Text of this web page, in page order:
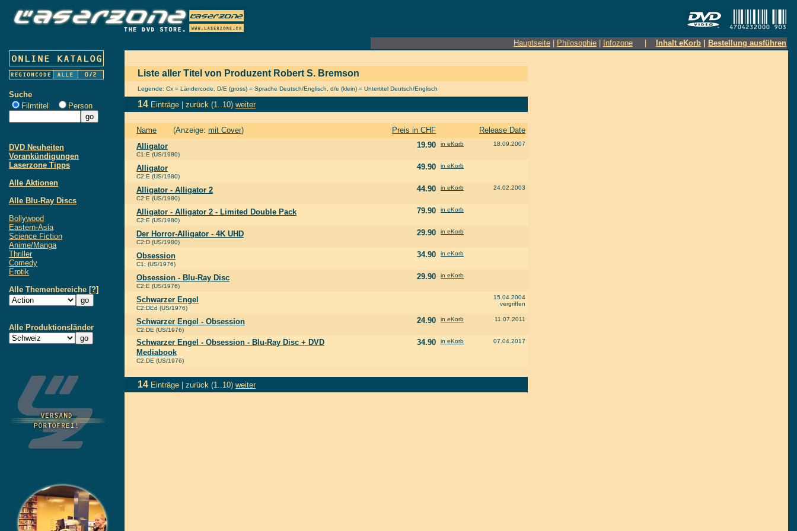
Hauptseite Philosophie Infozone Inhalt eKorb Bestellung ausführen
Suche
Filmtitel
Person
DVD Neuheiten
Vorankündigungen
Laserzone Tipps
Alle Aktionen
Alle Blu-Ray Discs
Bollywood
Eastern-Asia
Science Fiction
Anime/Manga
Thriller
Comedy
Erotik
Alle Themenbereiche [?]
Alle Produktionsländer
Liste aller Titel von Produzent Robert S. Bremson
Legende: Cx = Ländercode, D/E (gross) = Sprache Deutsch/Englisch, d/e (klein) = Untertitel Deutsch/Englisch
14 Einträge | zurück (1..10) weiter
Name (Anzeige: mit Cover) Preis in CHF
Release Date
Alligator
C1:E (US/1980)
19.90 in eKorb 18.09.2007
Alligator
C2:E (US/1980)
49.90 in eKorb
Alligator - Alligator 2
C2:E (US/1980)
44.90 in eKorb 24.02.2003
Alligator - Alligator 2 - Limited Double Pack
C2:E (US/1980)
79.90 in eKorb
Der Horror-Alligator - 4K UHD
C2:D (US/1980)
29.90 in eKorb
Obsession
C1: (US/1976)
34.90 in eKorb
Obsession - Blu-Ray Disc
C2:E (US/1976)
29.90 in eKorb
Schwarzer Engel
C2:DEd (US/1976)
15.04.2004
vergriffen
Schwarzer Engel - Obsession
C2:DE (US/1976)
24.90 in eKorb 11.07.2011
Schwarzer Engel - Obsession - Blu-Ray Disc + DVD
Mediabook
C2:DE (US/1976)
34.90 in eKorb 07.04.2017
14 Einträge | zurück (1..10) weiter